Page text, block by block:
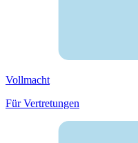
Vollmacht
Für Vertretungen